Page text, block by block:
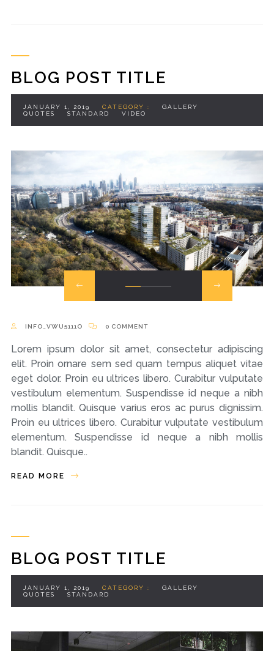
BLOG POST TITLE
JANUARY 1, 2019 CATEGORY :
GALLERY
QUOTES
STANDARD VIDEO
INFO_VWU5111O 0 COMMENT
Lorem ipsum dolor sit amet, consectetur adipiscing
elit. Proin ornare sem sed quam tempus aliquet vitae
eget dolor. Proin eu ultrices libero. Curabitur vulputate
vestibulum elementum. Suspendisse id neque a nibh
mollis blandit. Quisque varius eros ac purus dignissim.
Proin eu ultrices libero. Curabitur vulputate vestibulum
elementum. Suspendisse id neque a nibh mollis
blandit. Quisque..
READ MORE
BLOG POST TITLE
JANUARY 1, 2019 CATEGORY :
GALLERY
QUOTES
STANDARD